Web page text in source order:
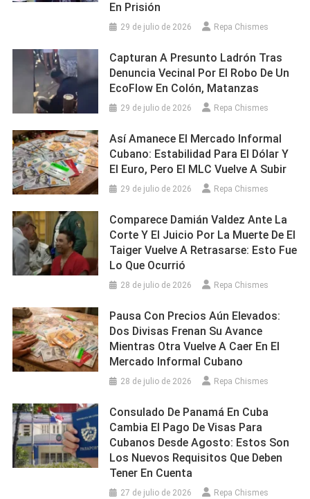
En Prisión
29 de julio de 2026 Repa Chismes
Capturan A Presunto Ladrón Tras
Denuncia Vecinal Por El Robo De Un
EcoFlow En Colón, Matanzas
29 de julio de 2026 Repa Chismes
Así Amanece El Mercado Informal
Cubano: Estabilidad Para El Dólar Y
El Euro, Pero El MLC Vuelve A Subir
29 de julio de 2026 Repa Chismes
Comparece Damián Valdez Ante La
Corte Y El Juicio Por La Muerte De El
Taiger Vuelve A Retrasarse: Esto Fue
Lo Que Ocurrió
28 de julio de 2026 Repa Chismes
Pausa Con Precios Aún Elevados:
Dos Divisas Frenan Su Avance
Mientras Otra Vuelve A Caer En El
Mercado Informal Cubano
28 de julio de 2026 Repa Chismes
Consulado De Panamá En Cuba
Cambia El Pago De Visas Para
Cubanos Desde Agosto: Estos Son
Los Nuevos Requisitos Que Deben
Tener En Cuenta
27 de julio de 2026 Repa Chismes